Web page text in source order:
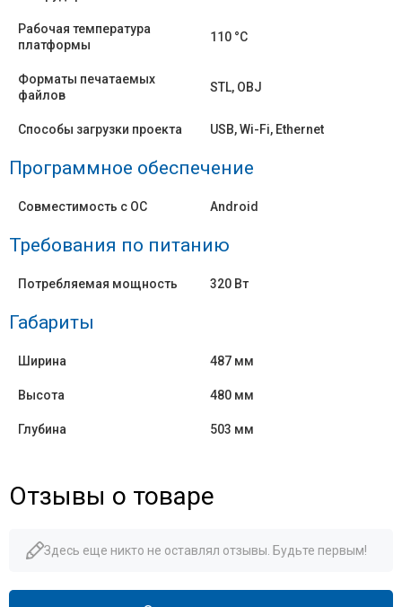
Рабочая температура
платформы
110 °C
Форматы печатаемых
файлов
STL, OBJ
Способы загрузки проекта USB, Wi-Fi, Ethernet
Программное обеспечение
Совместимость с ОС Android
Требования по питанию
Потребляемая мощность 320 Вт
Габариты
Ширина 487 мм
Высота 480 мм
Глубина 503 мм
Отзывы о товаре
Здесь еще никто не оставлял отзывы. Будьте первым!